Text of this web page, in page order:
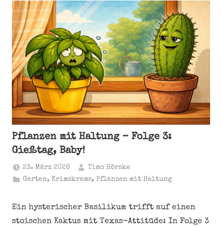
Pflanzen mit Haltung – Folge 3:
Gießtag, Baby!
23. März 2026
Timo Hörske
Garten, Krimskrams,Pflanzen mit Haltung
Ein hysterischer Basilikum trifft auf einen
stoischen Kaktus mit Texas-Attitüde: In Folge 3